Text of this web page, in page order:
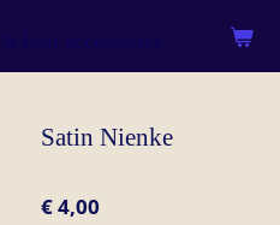
Satin Nienke
€ 4,00